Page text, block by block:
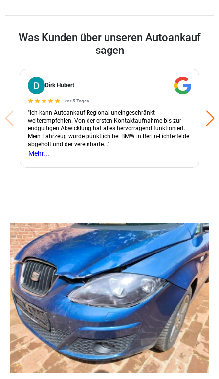
Was Kunden über unseren Autoankauf
sagen
Dirk Hubert
vor 5 Tagen
"Ich kann Autoankauf Regional uneingeschränkt
weiterempfehlen. Von der ersten Kontaktaufnahme bis zur
endgültigen Abwicklung hat alles hervorragend funktioniert.
Mein Fahrzeug wurde pünktlich bei BMW in Berlin-Lichterfelde
abgeholt und der vereinbarte..."
Mehr...